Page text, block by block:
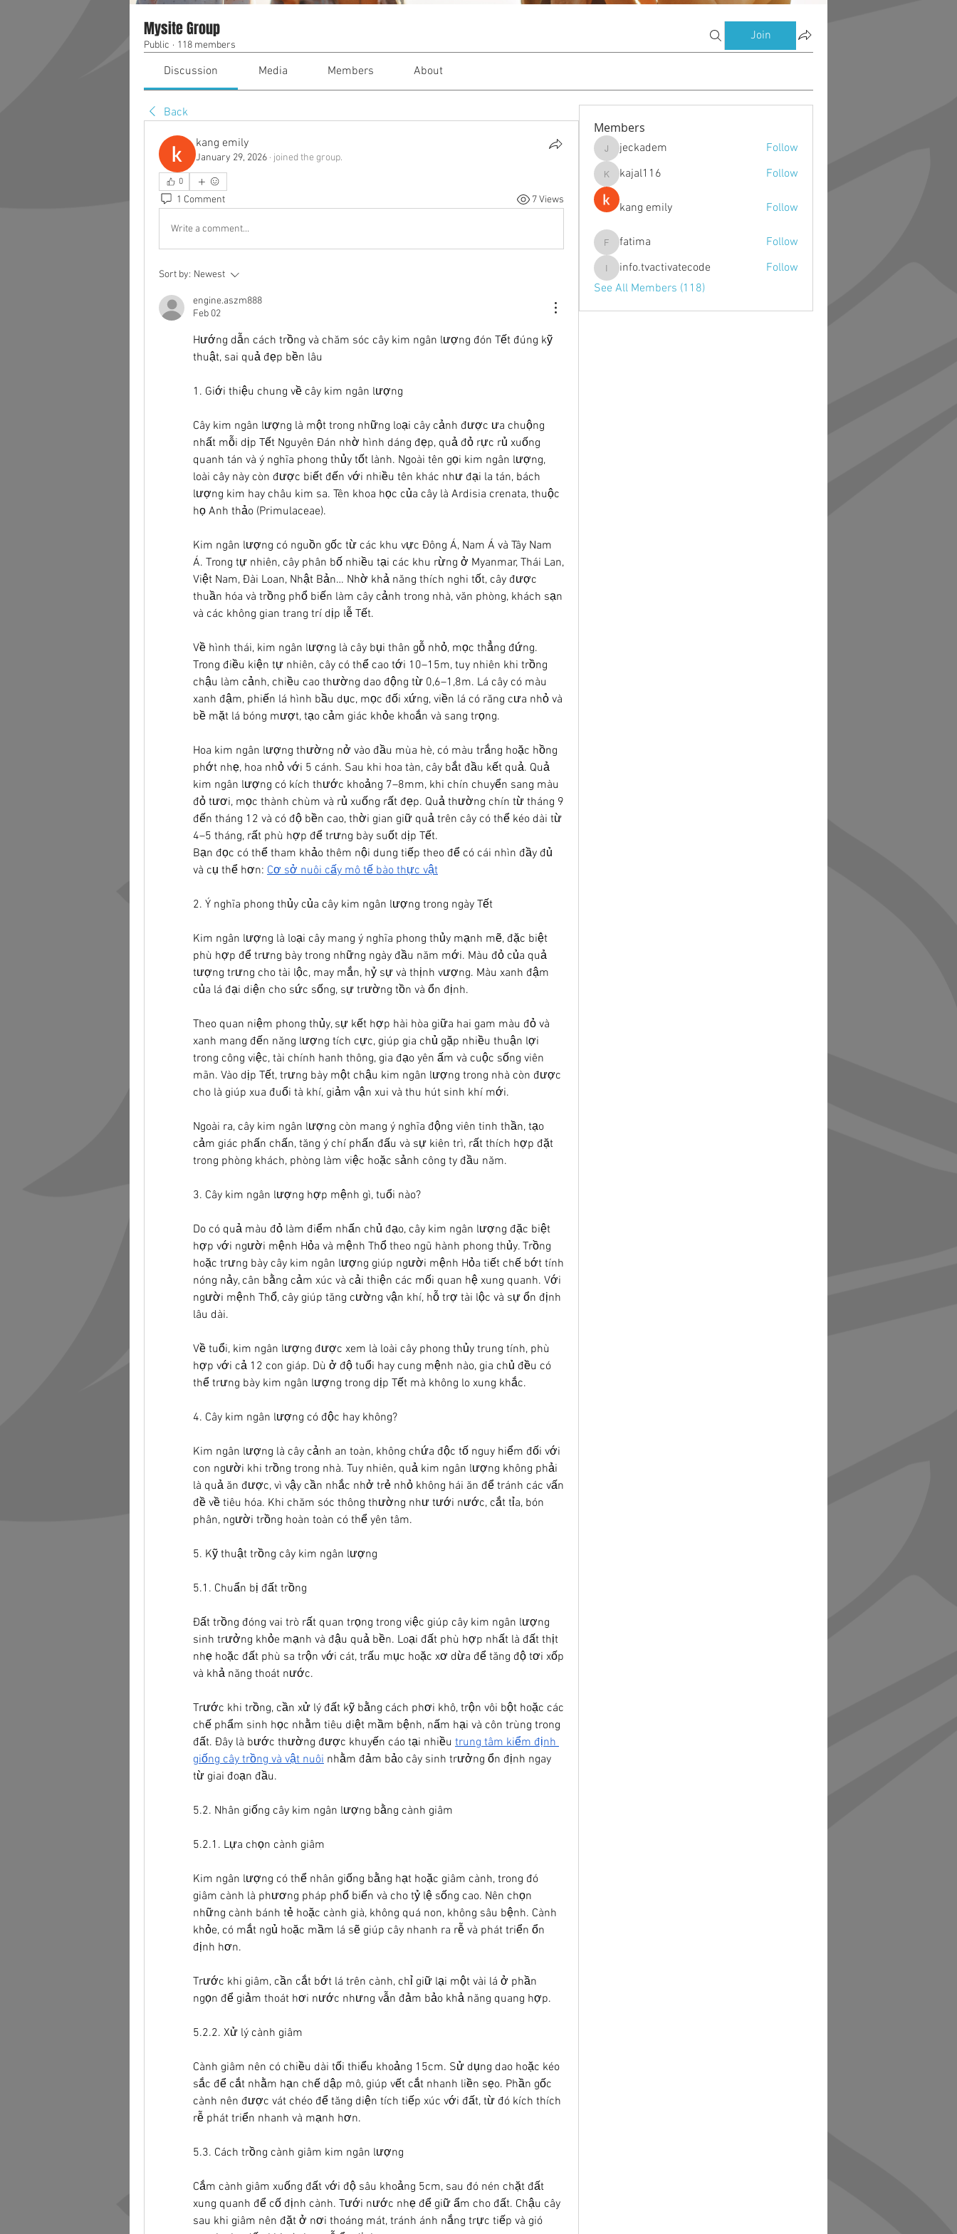
Mysite Group
Public · 118 members
Join
Discussion Media Members About
Back
kang emily
January 29, 2026 · joined the group.
0
1 Comment 7 Views
Write a comment...
Sort by: Newest
engine.aszm888
Feb 02
Hướng dẫn cách trồng và chăm sóc cây kim ngân lượng đón Tết đúng kỹ
thuật, sai quả đẹp bền lâu
1. Giới thiệu chung về cây kim ngân lượng
Cây kim ngân lượng là một trong những loại cây cảnh được ưa chuộng
nhất mỗi dịp Tết Nguyên Đán nhờ hình dáng đẹp, quả đỏ rực rủ xuống
quanh tán và ý nghĩa phong thủy tốt lành. Ngoài tên gọi kim ngân lượng,
loài cây này còn được biết đến với nhiều tên khác như đại la tán, bách
lượng kim hay châu kim sa. Tên khoa học của cây là Ardisia crenata, thuộc
họ Anh thảo (Primulaceae).
Kim ngân lượng có nguồn gốc từ các khu vực Đông Á, Nam Á và Tây Nam
Á. Trong tự nhiên, cây phân bố nhiều tại các khu rừng ở Myanmar, Thái Lan,
Việt Nam, Đài Loan, Nhật Bản… Nhờ khả năng thích nghi tốt, cây được
thuần hóa và trồng phổ biến làm cây cảnh trong nhà, văn phòng, khách sạn
và các không gian trang trí dịp lễ Tết.
Về hình thái, kim ngân lượng là cây bụi thân gỗ nhỏ, mọc thẳng đứng.
Trong điều kiện tự nhiên, cây có thể cao tới 10–15m, tuy nhiên khi trồng
chậu làm cảnh, chiều cao thường dao động từ 0,6–1,8m. Lá cây có màu
xanh đậm, phiến lá hình bầu dục, mọc đối xứng, viền lá có răng cưa nhỏ và
bề mặt lá bóng mượt, tạo cảm giác khỏe khoắn và sang trọng.
Hoa kim ngân lượng thường nở vào đầu mùa hè, có màu trắng hoặc hồng
phớt nhẹ, hoa nhỏ với 5 cánh. Sau khi hoa tàn, cây bắt đầu kết quả. Quả
kim ngân lượng có kích thước khoảng 7–8mm, khi chín chuyển sang màu
đỏ tươi, mọc thành chùm và rủ xuống rất đẹp. Quả thường chín từ tháng 9
đến tháng 12 và có độ bền cao, thời gian giữ quả trên cây có thể kéo dài từ
4–5 tháng, rất phù hợp để trưng bày suốt dịp Tết.
Bạn đọc có thể tham khảo thêm nội dung tiếp theo để có cái nhìn đầy đủ
và cụ thể hơn: Cơ sở nuôi cấy mô tế bào thực vật
2. Ý nghĩa phong thủy của cây kim ngân lượng trong ngày Tết
Kim ngân lượng là loại cây mang ý nghĩa phong thủy mạnh mẽ, đặc biệt
phù hợp để trưng bày trong những ngày đầu năm mới. Màu đỏ của quả
tượng trưng cho tài lộc, may mắn, hỷ sự và thịnh vượng. Màu xanh đậm
của lá đại diện cho sức sống, sự trường tồn và ổn định.
Theo quan niệm phong thủy, sự kết hợp hài hòa giữa hai gam màu đỏ và
xanh mang đến năng lượng tích cực, giúp gia chủ gặp nhiều thuận lợi
trong công việc, tài chính hanh thông, gia đạo yên ấm và cuộc sống viên
mãn. Vào dịp Tết, trưng bày một chậu kim ngân lượng trong nhà còn được
cho là giúp xua đuổi tà khí, giảm vận xui và thu hút sinh khí mới.
Ngoài ra, cây kim ngân lượng còn mang ý nghĩa động viên tinh thần, tạo
cảm giác phấn chấn, tăng ý chí phấn đấu và sự kiên trì, rất thích hợp đặt
trong phòng khách, phòng làm việc hoặc sảnh công ty đầu năm.
3. Cây kim ngân lượng hợp mệnh gì, tuổi nào?
Do có quả màu đỏ làm điểm nhấn chủ đạo, cây kim ngân lượng đặc biệt
hợp với người mệnh Hỏa và mệnh Thổ theo ngũ hành phong thủy. Trồng
hoặc trưng bày cây kim ngân lượng giúp người mệnh Hỏa tiết chế bớt tính
nóng nảy, cân bằng cảm xúc và cải thiện các mối quan hệ xung quanh. Với
người mệnh Thổ, cây giúp tăng cường vận khí, hỗ trợ tài lộc và sự ổn định
lâu dài.
Về tuổi, kim ngân lượng được xem là loài cây phong thủy trung tính, phù
hợp với cả 12 con giáp. Dù ở độ tuổi hay cung mệnh nào, gia chủ đều có
thể trưng bày kim ngân lượng trong dịp Tết mà không lo xung khắc.
4. Cây kim ngân lượng có độc hay không?
Kim ngân lượng là cây cảnh an toàn, không chứa độc tố nguy hiểm đối với
con người khi trồng trong nhà. Tuy nhiên, quả kim ngân lượng không phải
là quả ăn được, vì vậy cần nhắc nhở trẻ nhỏ không hái ăn để tránh các vấn
đề về tiêu hóa. Khi chăm sóc thông thường như tưới nước, cắt tỉa, bón
phân, người trồng hoàn toàn có thể yên tâm.
5. Kỹ thuật trồng cây kim ngân lượng
5.1. Chuẩn bị đất trồng
Đất trồng đóng vai trò rất quan trọng trong việc giúp cây kim ngân lượng
sinh trưởng khỏe mạnh và đậu quả bền. Loại đất phù hợp nhất là đất thịt
nhẹ hoặc đất phù sa trộn với cát, trấu mục hoặc xơ dừa để tăng độ tơi xốp
và khả năng thoát nước.
Trước khi trồng, cần xử lý đất kỹ bằng cách phơi khô, trộn vôi bột hoặc các
chế phẩm sinh học nhằm tiêu diệt mầm bệnh, nấm hại và côn trùng trong
đất. Đây là bước thường được khuyến cáo tại nhiều trung tâm kiểm định
giống cây trồng và vật nuôi nhằm đảm bảo cây sinh trưởng ổn định ngay
từ giai đoạn đầu.
5.2. Nhân giống cây kim ngân lượng bằng cành giâm
5.2.1. Lựa chọn cành giâm
Kim ngân lượng có thể nhân giống bằng hạt hoặc giâm cành, trong đó
giâm cành là phương pháp phổ biến và cho tỷ lệ sống cao. Nên chọn
những cành bánh tẻ hoặc cành già, không quá non, không sâu bệnh. Cành
khỏe, có mắt ngủ hoặc mầm lá sẽ giúp cây nhanh ra rễ và phát triển ổn
định hơn.
Trước khi giâm, cần cắt bớt lá trên cành, chỉ giữ lại một vài lá ở phần
ngọn để giảm thoát hơi nước nhưng vẫn đảm bảo khả năng quang hợp.
5.2.2. Xử lý cành giâm
Cành giâm nên có chiều dài tối thiểu khoảng 15cm. Sử dụng dao hoặc kéo
sắc để cắt nhằm hạn chế dập mô, giúp vết cắt nhanh liền sẹo. Phần gốc
cành nên được vát chéo để tăng diện tích tiếp xúc với đất, từ đó kích thích
rễ phát triển nhanh và mạnh hơn.
5.3. Cách trồng cành giâm kim ngân lượng
Cắm cành giâm xuống đất với độ sâu khoảng 5cm, sau đó nén chặt đất
xung quanh để cố định cành. Tưới nước nhẹ để giữ ẩm cho đất. Chậu cây
sau khi giâm nên đặt ở nơi thoáng mát, tránh ánh nắng trực tiếp và gió
Members
jeckadem
jeckadem Follow
kajal116
kajal116 Follow
kang emily Follow
fatima
fatima Follow
info.tvactivatecode
info.tvactivatecode
Follow
See All Members (118)